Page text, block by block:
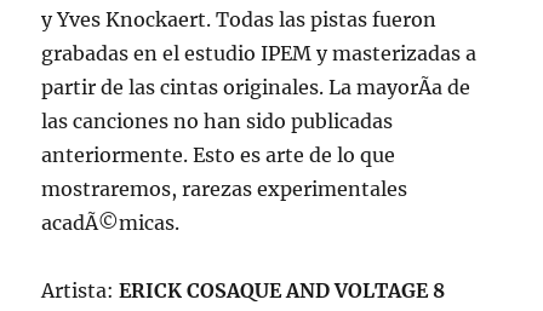
y Yves Knockaert. Todas las pistas fueron
grabadas en el estudio IPEM y masterizadas a
partir de las cintas originales. La mayorÃ­a de
las canciones no han sido publicadas
anteriormente. Esto es arte de lo que
mostraremos, rarezas experimentales
acadÃ©micas.
Artista:ERICK COSAQUE AND VOLTAGE 8